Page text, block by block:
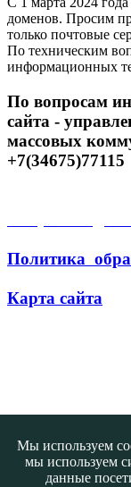
доменов. Просим
только почтовые
По техническим
информационных
По вопросам
сайта -
массовых
+7(34675)77115
Политика
Карта сайта
Мы используем
мы используем
данные